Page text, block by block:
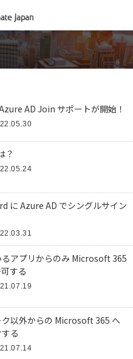
AD Join サポートが開始！
？
に Azure AD でシングルサイン
アプリからのみ Microsoft 365
する
以外からの Microsoft 365 へ
る